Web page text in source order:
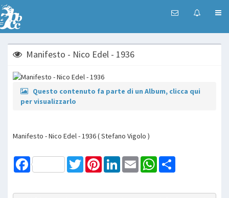
Manifesto - Nico Edel - 1936
Questo contenuto fa parte di un Album, clicca qui
per visualizzarlo
Manifesto - Nico Edel - 1936 ( Stefano Vigolo )
Facebook TwitterPinterestLinkedInEmail WhatsApp